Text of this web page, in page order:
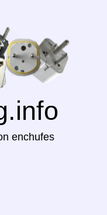
enchufes